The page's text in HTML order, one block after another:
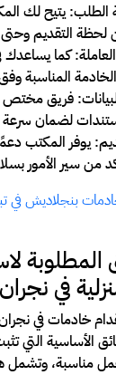
الطلب: يتيح لك
لحظة التقديم
العاملة: كما
المناسبة
فريق مختص
لضمان سرعة
يوفر المكتب
من سير الأمور
بنجلاديش في
المطلوبة
في
خادمات في
الأساسية التي
مناسبة، وتشمل